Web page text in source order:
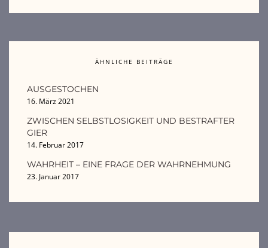
ÄHNLICHE BEITRÄGE
AUSGESTOCHEN
16. März 2021
ZWISCHEN SELBSTLOSIGKEIT UND BESTRAFTER
GIER
14. Februar 2017
WAHRHEIT – EINE FRAGE DER WAHRNEHMUNG
23. Januar 2017